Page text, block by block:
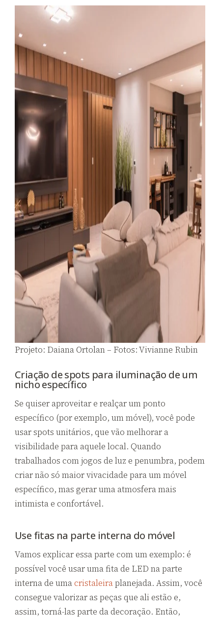
Projeto: Daiana Ortolan – Fotos: Vivianne Rubin
Criação de spots para iluminação de um
nicho específico
Se quiser aproveitar e realçar um ponto
específico (por exemplo, um móvel), você pode
usar spots unitários, que vão melhorar a
visibilidade para aquele local. Quando
trabalhados com jogos de luz e penumbra, podem
criar não só maior vivacidade para um móvel
específico, mas gerar uma atmosfera mais
intimista e confortável.
Use fitas na parte interna do móvel
Vamos explicar essa parte com um exemplo: é
possível você usar uma fita de LED na parte
interna de umacristaleiraplanejada. Assim, você
consegue valorizar as peças que ali estão e,
assim, torná-las parte da decoração. Então,